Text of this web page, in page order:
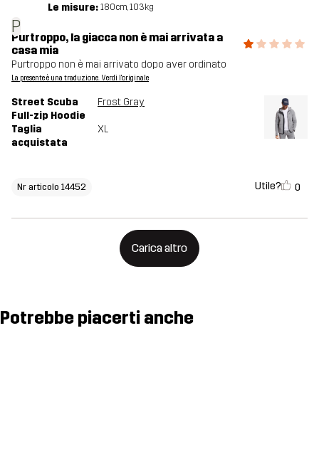
P
Le misure: 180cm, 103kg
Purtroppo, la giacca non è mai arrivata a
casa mia
Purtroppo non è mai arrivato dopo aver ordinato
La presente è una traduzione. Verdi l'originale
Street Scuba
Full-zip Hoodie
Frost Gray
Taglia
acquistata
XL
Nr articolo 14452 Utile? 0
Carica altro
Potrebbe piacerti anche